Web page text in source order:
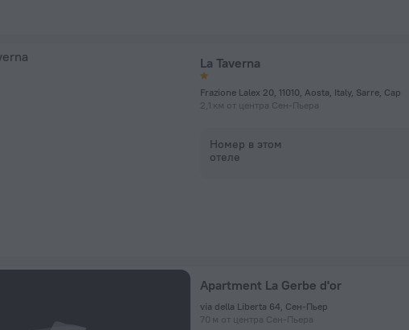
La Taverna
Frazione Lalex 20, 11010, Aosta, Italy, Sarre, Сар
2,1 км от центра Сен-Пьера
Номер в этом
отеле
Apartment La Gerbe d'or
via della Liberta 64, Сен-Пьер
70 м от центра Сен-Пьера